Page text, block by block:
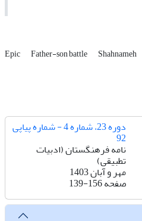
Epic Father-son battle Shahnameh
دوره 23، شماره 4 - شماره پیاپی
92
نامه فرهنگستان (ادبیات
تطبیقی)
مهر و آبان 1403
صفحه139-156